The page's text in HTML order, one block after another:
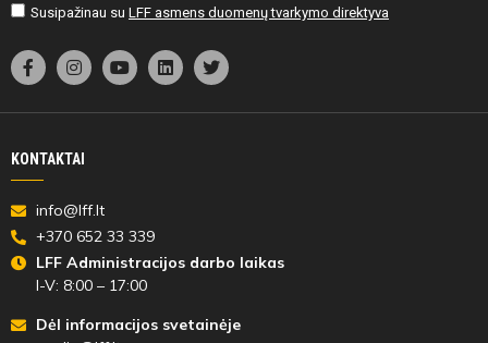
Susipažinau su LFF asmens duomenų tvarkymo direktyva
KONTAKTAI
info@lff.lt
+370 652 33 339
LFF Administracijos darbo laikas
I-V: 8:00 – 17:00
Dėl informacijos svetainėje